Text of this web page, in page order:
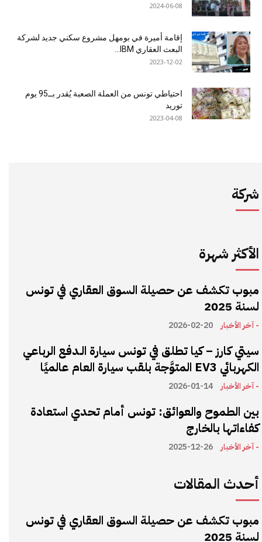
2024-06-08
إقامة أميرة في بومهل مشروع سكني جديد لشركة
البعث العقاري IBM...
2023-12-02
احتياطي تونس من العملة الصعبة يُقدر بــ95 يوم
توريد
2023-04-08
شركة
الأكثر شهرة
مبوب تكشف عن حصيلة السوق العقاري في تونس
لسنة 2025
- آخر الأخبار 2026-02-20
سيتي كارز – كيا تطلق في تونس سيارة الـدفع الرباعي
الكهربائي EV3 المتوَّجة بلقب سيارة العام عالميًا
- آخر الأخبار 2026-01-14
بين الطموح والعوائق: تونس أمام تحدي استعادة
كفاءاتها بالخارج
- آخر الأخبار 2025-12-26
أحدث المقالات
مبوب تكشف عن حصيلة السوق العقاري في تونس
لسنة 2025